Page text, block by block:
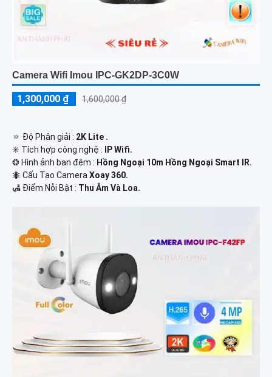
Camera Wifi Imou IPC-GK2DP-3C0W
1,300,000 ₫ 1,600,000 ₫
🔅 Độ Phân giải : 2K Lite .
✳️ Tích hợp công nghệ : IP Wifi.
❂ Hình ảnh ban đêm : Hồng Ngoại 10m Hồng Ngoại Smart IR.
🐜 Cấu Tạo Camera Xoay 360.
️🛃 Điểm Nỗi Bật : Thu Âm Và Loa.